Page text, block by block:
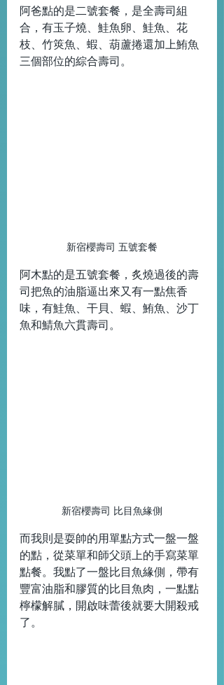
阿爸點的是二號套餐，是全壽司組
合，有玉子燒、鮭魚卵、鮭魚、花
枝、竹筴魚、蝦、葫蘆捲還加上鮪魚
三個部位的綜合壽司。
新宿櫻壽司 五號套餐
阿木點的是五號套餐，炙燒過後的壽
司把魚的油脂逼出來又有一點焦香
味，有鮭魚、干貝、蝦、鮪魚、沙丁
魚和鯖魚六貫壽司。
新宿櫻壽司 比目魚緣側
而我則是耍帥的用單點方式一盤一盤
的點，從菜單和師父頭上的手寫菜單
點餐。我點了一盤比目魚緣側，帶有
豐富油脂和膠質的比目魚肉，一點點
檸檬解膩，開啟味蕾後就要大開殺戒
了。